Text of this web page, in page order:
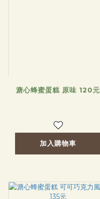
溏心蜂蜜蛋糕 原味 120元
加入購物車